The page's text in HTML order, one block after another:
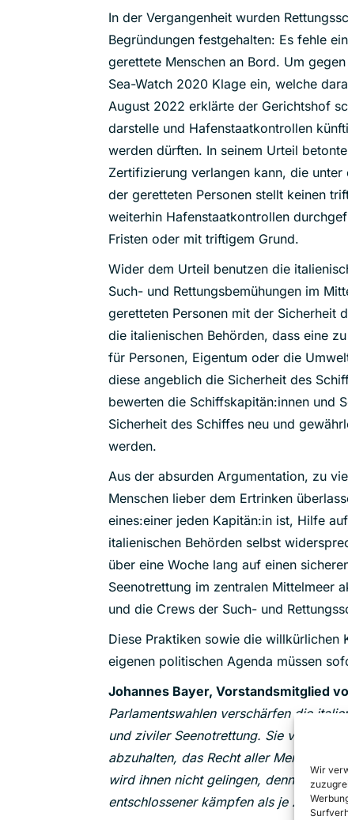
Wir
In der Vergangenheit wurden
Begründungen festgehalten: Es fehle
gerettete Menschen an Bord. Um
Sea-Watch 2020 Klage ein, welche
August 2022 erklärte der Gerichtshof
darstelle und Hafenstaatkontrollen
werden dürften. In seinem Urteil
Zertifizierung verlangen kann, die
der geretteten Personen stellt keinen
weiterhin Hafenstaatkontrollen
Fristen oder mit triftigem Grund.
Wider dem Urteil benutzen die
Such- und Rettungsbemühungen im
geretteten Personen mit der Sicherheit
die italienischen Behörden, dass eine
für Personen, Eigentum oder die
diese angeblich die Sicherheit des
bewerten die Schiffskapitän:innen und
Sicherheit des Schiffes neu und
werden.
Aus der absurden Argumentation, zu
Menschen lieber dem Ertrinken
eines:einer jeden Kapitän:in ist, Hilfe
italienischen Behörden selbst
über eine Woche lang auf einen
Seenotrettung im zentralen Mittelmeer
und die Crews der Such- und
Diese Praktiken sowie die
eigenen politischen Agenda müssen
Johannes Bayer, Vorstandsmitglied
Parlamentswahlen verschärfen die
und ziviler Seenotrettung. Sie
abzuhalten, das Recht aller Menschen
wird ihnen nicht gelingen, denn wir
entschlossener kämpfen als je zuvor.”